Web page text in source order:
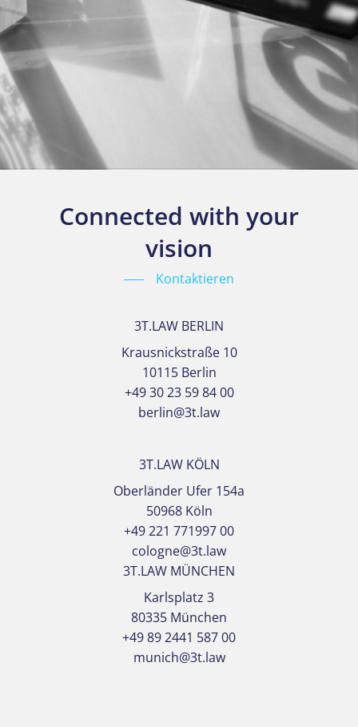
Connected with your
vision
Kontaktieren
3T.LAW BERLIN
Krausnickstraße 10
10115 Berlin
+49 30 23 59 84 00
berlin@3t.law
3T.LAW KÖLN
Oberländer Ufer 154a
50968 Köln
+49 221 771997 00
cologne@3t.law
3T.LAW MÜNCHEN
Karlsplatz 3
80335 München
+49 89 2441 587 00
munich@3t.law